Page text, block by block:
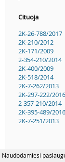
Naudodamiesi
Cituoja
2K-26-788/2017
2K-210/2012
2K-171/2009
2-354-210/2014
2K-400/2009
2K-518/2014
2K-7-262/2013
2K-297-222/2016
2-357-210/2014
2K-395-489/2016
2K-7-251/2013